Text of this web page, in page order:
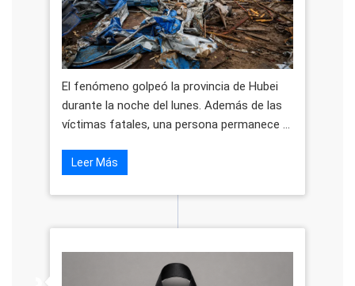
El fenómeno golpeó la provincia de Hubei
durante la noche del lunes. Además de las
víctimas fatales, una persona permanece ...
Leer Más